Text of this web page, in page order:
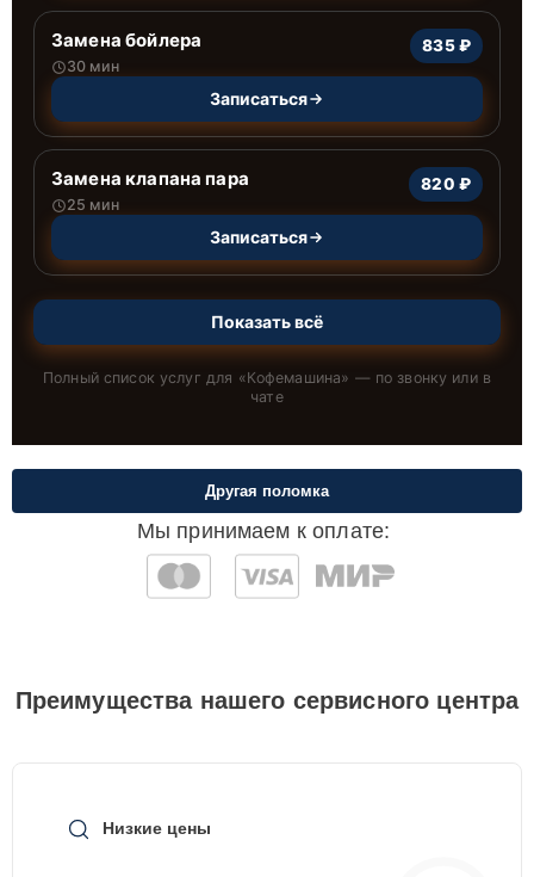
Замена бойлера
30 мин
835 ₽
Записаться
Замена клапана пара
25 мин
820 ₽
Записаться
Показать всё
Полный список услуг для «Кофемашина» — по звонку или в
чате
Мы принимаем к оплате:
Другая поломка
Преимущества нашего сервисного центра
Низкие цены